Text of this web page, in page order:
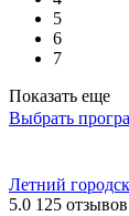
5
6
7
Показать еще
Выбрать
Летний
5.0 125 отзывов